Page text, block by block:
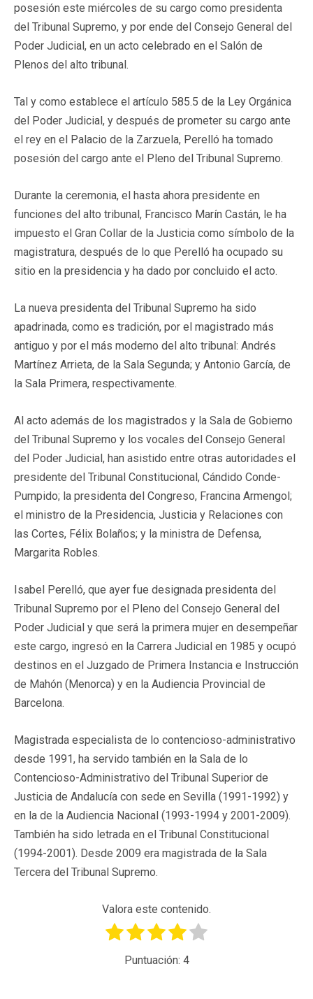
posesión este miércoles de su cargo como presidenta
del Tribunal Supremo, y por ende del Consejo General del
Poder Judicial, en un acto celebrado en el Salón de
Plenos del alto tribunal.
Tal y como establece el artículo 585.5 de la Ley Orgánica
del Poder Judicial, y después de prometer su cargo ante
el rey en el Palacio de la Zarzuela, Perelló ha tomado
posesión del cargo ante el Pleno del Tribunal Supremo.
Durante la ceremonia, el hasta ahora presidente en
funciones del alto tribunal, Francisco Marín Castán, le ha
impuesto el Gran Collar de la Justicia como símbolo de la
magistratura, después de lo que Perelló ha ocupado su
sitio en la presidencia y ha dado por concluido el acto.
La nueva presidenta del Tribunal Supremo ha sido
apadrinada, como es tradición, por el magistrado más
antiguo y por el más moderno del alto tribunal: Andrés
Martínez Arrieta, de la Sala Segunda; y Antonio García, de
la Sala Primera, respectivamente.
Al acto además de los magistrados y la Sala de Gobierno
del Tribunal Supremo y los vocales del Consejo General
del Poder Judicial, han asistido entre otras autoridades el
presidente del Tribunal Constitucional, Cándido Conde-
Pumpido; la presidenta del Congreso, Francina Armengol;
el ministro de la Presidencia, Justicia y Relaciones con
las Cortes, Félix Bolaños; y la ministra de Defensa,
Margarita Robles.
Isabel Perelló, que ayer fue designada presidenta del
Tribunal Supremo por el Pleno del Consejo General del
Poder Judicial y que será la primera mujer en desempeñar
este cargo, ingresó en la Carrera Judicial en 1985 y ocupó
destinos en el Juzgado de Primera Instancia e Instrucción
de Mahón (Menorca) y en la Audiencia Provincial de
Barcelona.
Magistrada especialista de lo contencioso-administrativo
desde 1991, ha servido también en la Sala de lo
Contencioso-Administrativo del Tribunal Superior de
Justicia de Andalucía con sede en Sevilla (1991-1992) y
en la de la Audiencia Nacional (1993-1994 y 2001-2009).
También ha sido letrada en el Tribunal Constitucional
(1994-2001). Desde 2009 era magistrada de la Sala
Tercera del Tribunal Supremo.
Valora este contenido.
Puntuación: 4